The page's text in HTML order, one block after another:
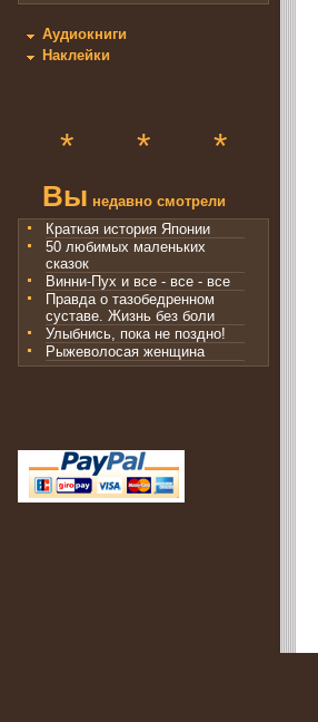
Аудиокниги
Наклейки
* * *
Вы недавно смотрели
Краткая история Японии
50 любимых маленьких
сказок
Винни-Пух и все - все - все
Правда о тазобедренном
суставе. Жизнь без боли
Улыбнись, пока не поздно!
Рыжеволосая женщина